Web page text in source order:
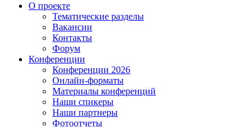
О проекте
Тематические разделы
Вакансии
Контакты
Форум
Конференции
Конференции 2026
Онлайн-форматы
Материалы конференций
Наши спикеры
Наши партнеры
Фотоотчеты